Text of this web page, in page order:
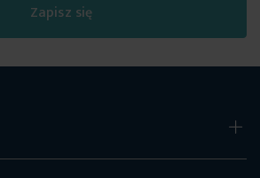
Zapisz się